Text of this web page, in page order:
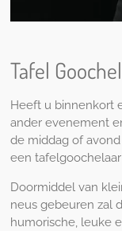
Tafel
Heeft u binnenkort
ander evenement
de middag of
een
Doormiddel van
neus gebeuren zal
humorische, leuke